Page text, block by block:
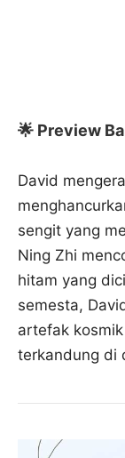
🌟 Preview
David
sengit yang
Ning Zhi
hitam yang
semesta,
artefak
terkandung di